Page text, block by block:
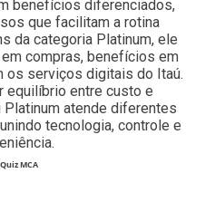
benefícios diferenciados,
que facilitam a rotina
da categoria Platinum, ele
compras, benefícios em
os serviços digitais do Itaú.
equilíbrio entre custo e
atende diferentes
tecnologia, controle e
Quiz MCA